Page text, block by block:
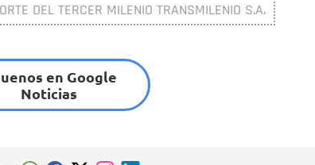
DEL TERCER MILENIO TRANSMILENIO S.A.
en Google
Noticias